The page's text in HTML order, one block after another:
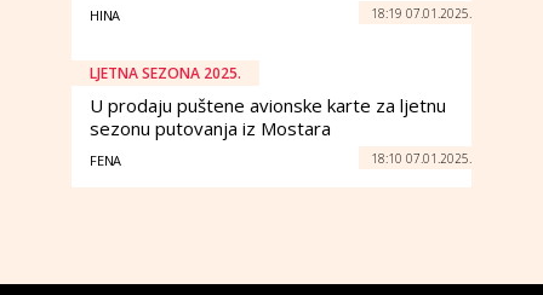
HINA 18:19 07.01.2025.
LJETNA SEZONA 2025.
U prodaju puštene avionske karte za ljetnu
sezonu putovanja iz Mostara
FENA 18:10 07.01.2025.